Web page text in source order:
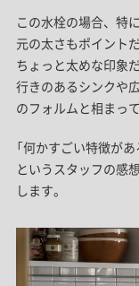
この水栓の場合、特
元の太さもポイント
ちょっと太めな印象
行きのあるシンクや
のフォルムと相まっ
「何かすごい特徴が
というスタッフの感
します。